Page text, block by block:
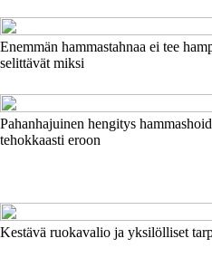
Enemmän hammastahnaa ei tee
selittävät miksi
Pahanhajuinen hengitys
tehokkaasti eroon
Kestävä ruokavalio ja yksilölliset